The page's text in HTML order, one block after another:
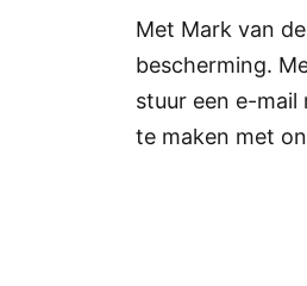
Met Mark van
bescherming.
stuur een e-mail
te maken met